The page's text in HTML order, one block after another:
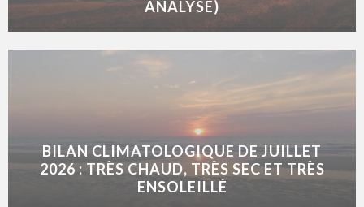
ANALYSE)
BILAN CLIMATOLOGIQUE DE JUILLET
2026 : TRÈS CHAUD, TRÈS SEC ET TRÈS
ENSOLEILLÉ